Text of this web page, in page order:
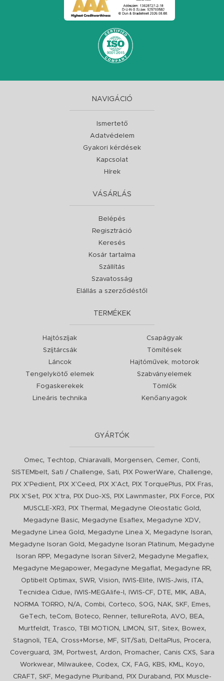
NAVIGÁCIÓ
Ismertető
Adatvédelem
Gyakori kérdések
Kapcsolat
Hírek
VÁSÁRLÁS
Belépés
Regisztráció
Keresés
Kosár tartalma
Szállítás
Szavatosság
Elállás a szerződéstől
TERMÉKEK
Hajtószíjak
Szíjtárcsák
Láncok
Tengelykötő elemek
Fogaskerekek
Lineáris technika
Csapágyak
Tömítések
Hajtóművek, motorok
Szabványelemek
Tömlők
Kenőanyagok
GYÁRTÓK
Omec, Techtop, Chiaravalli, Morgensen, Cemer, Conti,
SISTEMbelt, Sati / Challenge, Sati, PIX PowerWare, Challenge,
PIX X'Pedient, PIX X'Ceed , PIX X'Act, PIX TorquePlus, PIX Fras,
PIX X'Set, PIX X'tra, PIX Duo-XS, PIX Lawnmaster, PIX Force,
PIX
MUSCLE-XR3, PIX Thermal , Megadyne Oleostatic Gold ,
Megadyne Basic, Megadyne Esaflex, Megadyne XDV,
Megadyne Linea Gold , Megadyne Linea X, Megadyne Isoran,
Megadyne Isoran Gold , Megadyne Isoran Platinum,
Megadyne
Isoran RPP, Megadyne Isoran Silver2, Megadyne Megaflex,
Megadyne Megapower, Megadyne Megaflat, Megadyne RR,
Optibelt Optimax, SWR, Vision, IWIS-Elite, IWIS-Jwis, ITA,
Tecnidea Cidue, IWIS-MEGAlife-I , IWIS-CF, DTE, MIK, ABA,
NORMA TORRO, N/A, Combi, Corteco, SOG, NAK, SKF, Emes,
GeTech, teCom, Boteco, Renner, tellureRota, AVO, BEA,
Murtfeldt, Trasco, TBI MOTION , LIMON , SIT, Sitex, Bowex,
Stagnoli, TEA, Cross+Morse, MF, SIT/Sati, DeltaPlus, Procera,
Coverguard , 3M , Portwest, Ardon, Promacher, Canis CXS, Sara
Workwear, Milwaukee, Codex, CX, FAG, KBS, KML, Koyo,
CRAFT, SKF, Megadyne Pluriband , PIX Duraband , PIX Muscle-